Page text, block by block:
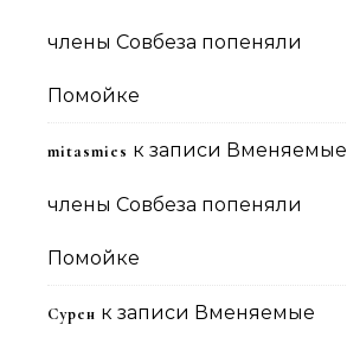
члены Совбеза попеняли
Помойке
mitasmies к записи Вменяемые
члены Совбеза попеняли
Помойке
Сурен к записи Вменяемые